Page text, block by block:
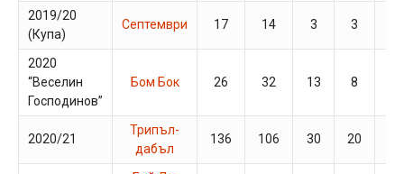
2019/20
(Купа)
Септември 17 14 3 3
2020
“Веселин
Господинов”
Бом Бок 26 32 13 8
2020/21
Трипъл-
дабъл
136 106 30 20